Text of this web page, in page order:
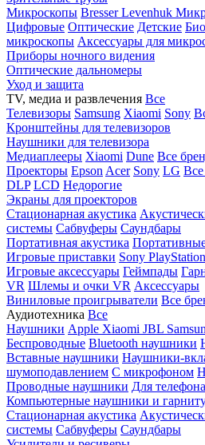
Микроскопы BresserLevenhuk
Цифровые Оптические Детские
микроскопы Аксессуары для
Приборы ночного видения
Оптические дальномеры
Уход и защита
TV, медиа и развлечения Все
Телевизоры Samsung Xiaomi Sony
Кронштейны для телевизоров
Наушники для телевизора
Медиаплееры Xiaomi Dune Все
Проекторы Epson Acer Sony LG
DLP LCD Недорогие
Экраны для проекторов
Стационарная акустика
системы Сабвуферы Саундбары
Портативная акустика
Игровые приставки Sony PlayStation
Игровые аксессуары Геймпады
VR Шлемы и очки VR Аксессуары
Виниловые проигрыватели Все
Аудиотехника Все
Наушники Apple Xiaomi JBL
Беспроводные Bluetooth наушники
Вставные наушники Наушники-
шумоподавлением С микрофоном
Проводные наушники Для телефона
Компьютерные наушники и
Стационарная акустика
системы Сабвуферы Саундбары